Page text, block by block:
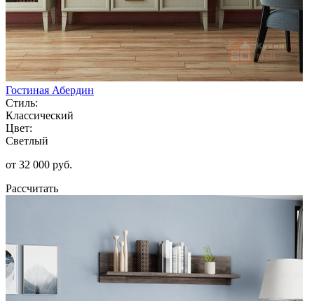
Гостиная Абердин
Стиль:
Классический
Цвет:
Светлый
от 32 000 руб.
Рассчитать